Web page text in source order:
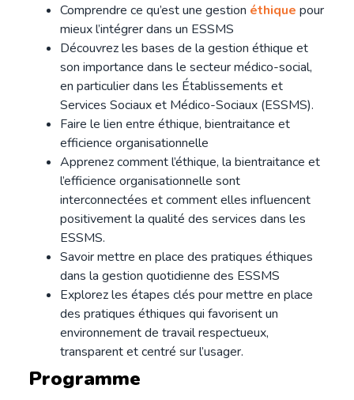
Comprendre ce qu’est une gestion éthique pour
mieux l’intégrer dans un ESSMS
Découvrez les bases de la gestion éthique et
son importance dans le secteur médico-social,
en particulier dans les Établissements et
Services Sociaux et Médico-Sociaux (ESSMS).
Faire le lien entre éthique, bientraitance et
efficience organisationnelle
Apprenez comment l’éthique, la bientraitance et
l’efficience organisationnelle sont
interconnectées et comment elles influencent
positivement la qualité des services dans les
ESSMS.
Savoir mettre en place des pratiques éthiques
dans la gestion quotidienne des ESSMS
Explorez les étapes clés pour mettre en place
des pratiques éthiques qui favorisent un
environnement de travail respectueux,
transparent et centré sur l’usager.
Programme